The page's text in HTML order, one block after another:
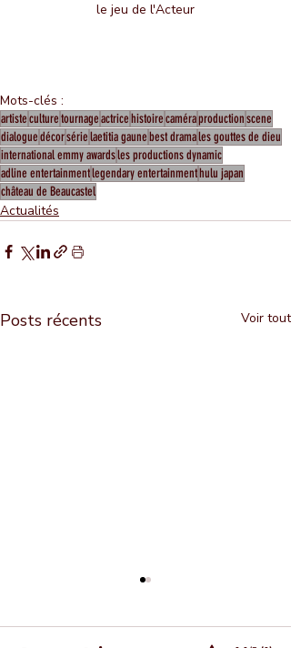
le jeu de l'Acteur
Mots-clés :
artisteculturetournageactricehistoirecaméraproductionscene
dialoguedécorsérielaetitia gaunebest dramales gouttes de dieu
international emmy awardsles productions dynamic
adline entertainmentlegendary entertainmenthulu japan
château de Beaucastel
Actualités
Posts récents Voir tout